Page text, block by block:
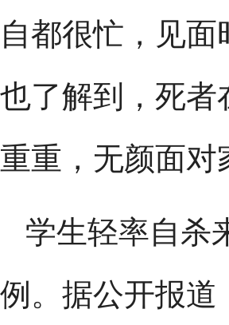
自都很忙，见
也了解到，死者
重重，无颜面对
学生轻率自杀
例。据公开报道